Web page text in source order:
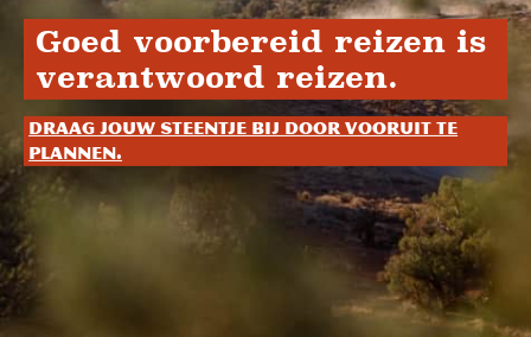
Goed voorbereid reizen is
verantwoord reizen.
Draag jouw steentje bij door vooruit te
plannen.